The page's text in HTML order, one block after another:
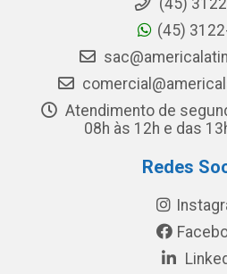
(45)
(45)
Atendimento de
08h às 12h e das
Redes